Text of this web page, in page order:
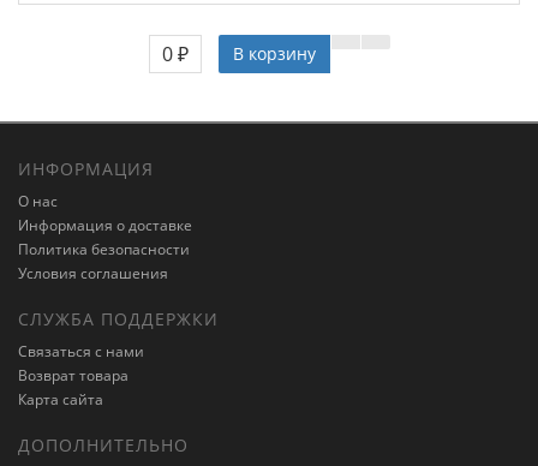
0 ₽ В корзину
ИНФОРМАЦИЯ
О нас
Информация о доставке
Политика безопасности
Условия соглашения
СЛУЖБА ПОДДЕРЖКИ
Связаться с нами
Возврат товара
Карта сайта
ДОПОЛНИТЕЛЬНО